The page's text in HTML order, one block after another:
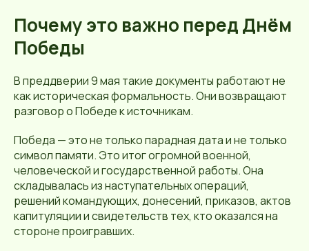
Почему это важно перед Днём
Победы
В преддверии 9 мая такие документы работают не
как историческая формальность. Они возвращают
разговор о Победе к источникам.
Победа — это не только парадная дата и не только
символ памяти. Это итог огромной военной,
человеческой и государственной работы. Она
складывалась из наступательных операций,
решений командующих, донесений, приказов, актов
капитуляции и свидетельств тех, кто оказался на
стороне проигравших.